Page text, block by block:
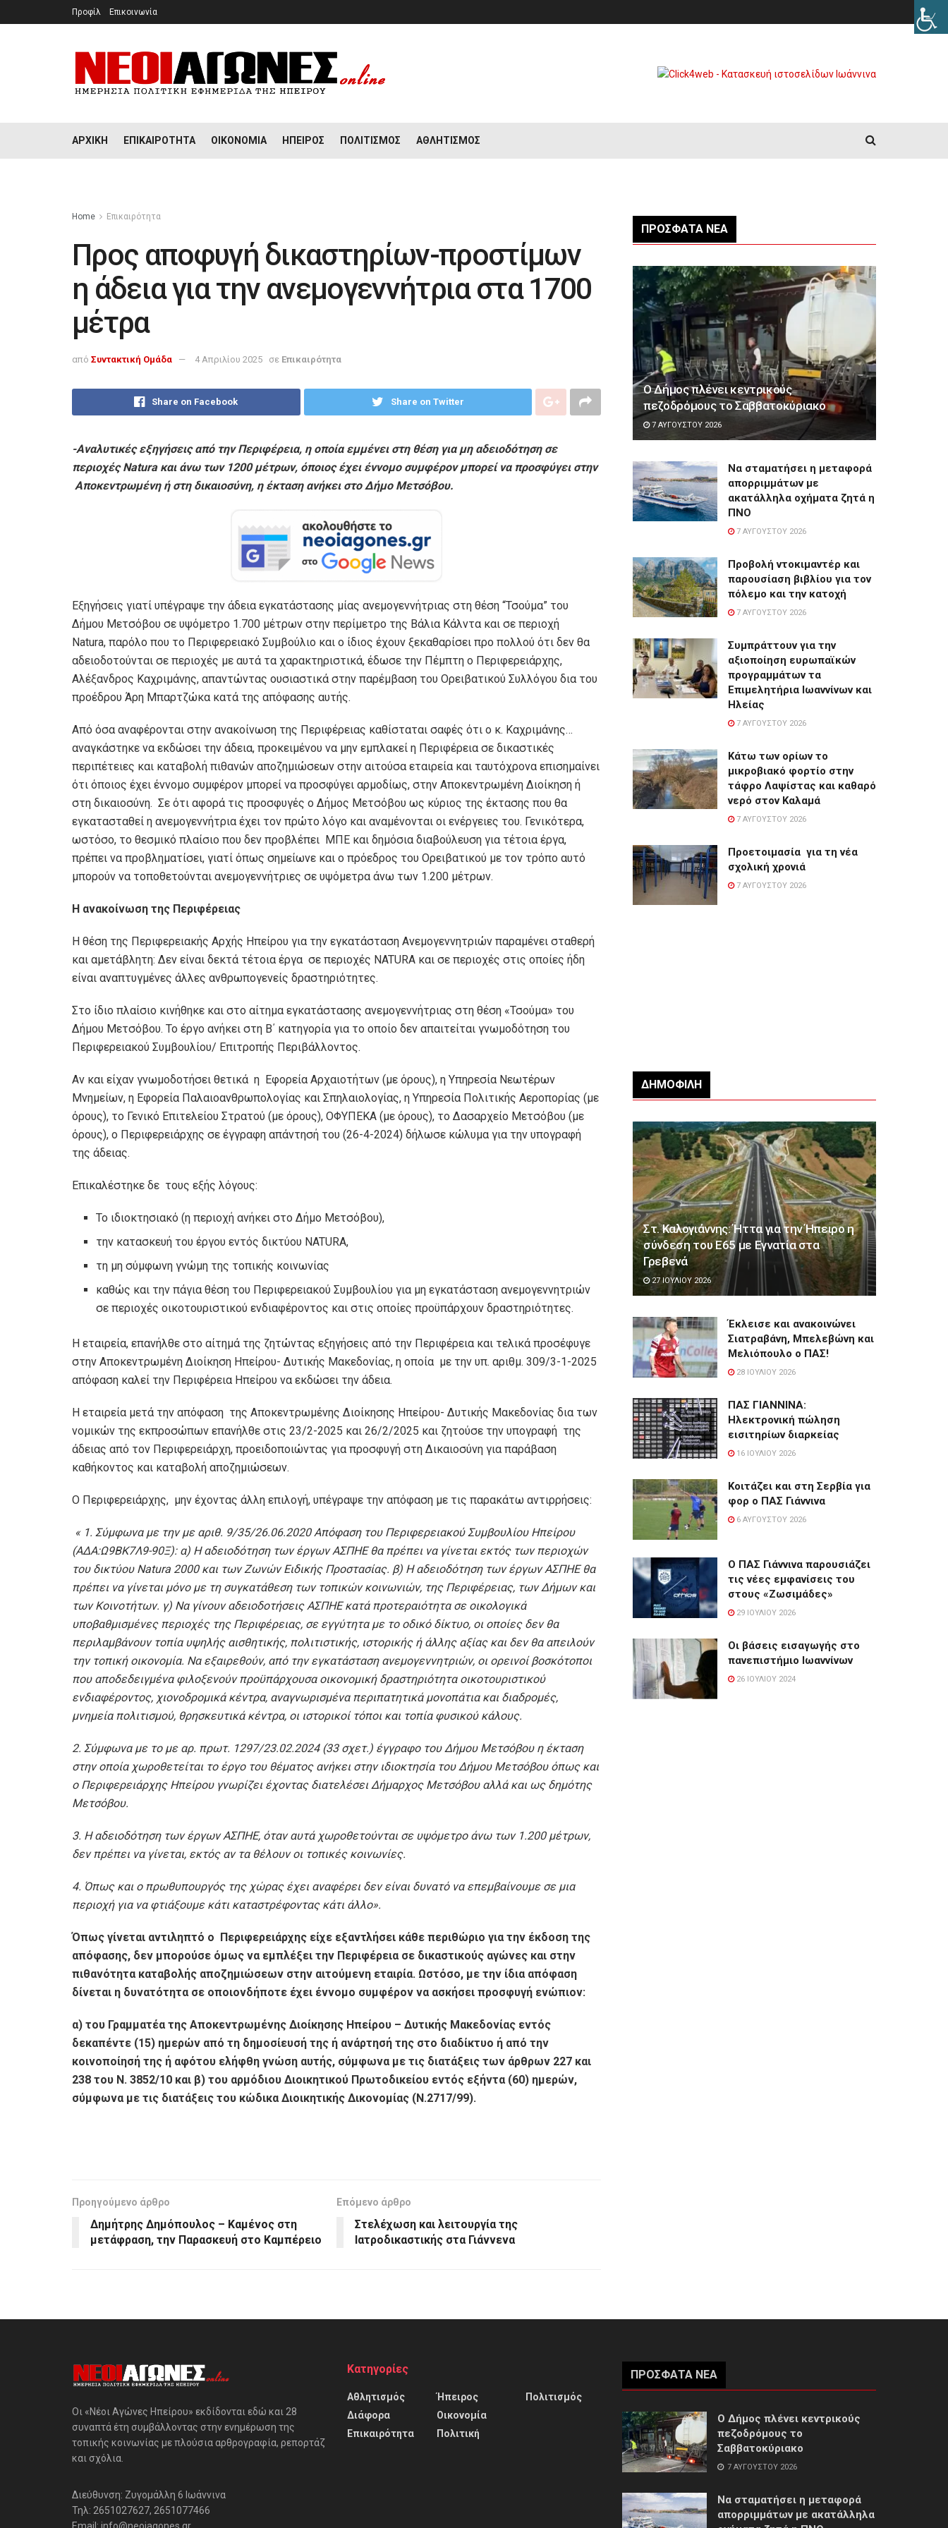
Προφίλ Επικοινωνία
ΑΡΧΙΚΉ ΕΠΙΚΑΙΡΌΤΗΤΑ ΟΙΚΟΝΟΜΊΑ ΉΠΕΙΡΟΣ ΠΟΛΙΤΙΣΜΌΣ ΑΘΛΗΤΙΣΜΌΣ
Home Επικαιρότητα
Προς αποφυγή δικαστηρίων-προστίμων
η άδεια για την ανεμογεννήτρια στα 1700
μέτρα
από Συντακτική Ομάδα 4 Απριλίου 2025 σε Επικαιρότητα
Share on Facebook Share on Twitter
-Αναλυτικές εξηγήσεις από την Περιφέρεια, η οποία εμμένει στη θέση για μη αδειοδότηση σε
περιοχέςNaturaκαι άνω των 1200 μέτρων, όποιος έχει έννομο συμφέρον μπορεί να προσφύγει στην
Αποκεντρωμένη ή στη δικαιοσύνη, η έκταση ανήκει στο Δήμο Μετσόβου.
Εξηγήσεις γιατί υπέγραψε την άδεια εγκατάστασης μίας ανεμογεννήτριας στη θέση “Τσούμα” του
Δήμου Μετσόβου σε υψόμετρο 1.700 μέτρων στην περίμετρο της Βάλια Κάλντα και σε περιοχή
Natura, παρόλο που το Περιφερειακό Συμβούλιο και ο ίδιος έχουν ξεκαθαρίσει προ πολλού ότι δεν θα
αδειοδοτούνται σε περιοχές με αυτά τα χαρακτηριστικά, έδωσε την Πέμπτη ο Περιφερειάρχης,
Αλέξανδρος Καχριμάνης, απαντώντας ουσιαστικά στην παρέμβαση του Ορειβατικού Συλλόγου δια του
προέδρου Άρη Μπαρτζώκα κατά της απόφασης αυτής.
Από όσα αναφέρονται στην ανακοίνωση της Περιφέρειας καθίσταται σαφές ότι ο κ. Καχριμάνης…
αναγκάστηκε να εκδώσει την άδεια, προκειμένου να μην εμπλακεί η Περιφέρεια σε δικαστικές
περιπέτειες και καταβολή πιθανών αποζημιώσεων στην αιτούσα εταιρεία και ταυτόχρονα επισημαίνει
ότι όποιος έχει έννομο συμφέρον μπορεί να προσφύγει αρμοδίως, στην Αποκεντρωμένη Διοίκηση ή
στη δικαιοσύνη. Σε ότι αφορά τις προσφυγές ο Δήμος Μετσόβου ως κύριος της έκτασης που θα
εγκατασταθεί η ανεμογεννήτρια έχει τον πρώτο λόγο και αναμένονται οι ενέργειες του. Γενικότερα,
ωστόσο, το θεσμικό πλαίσιο που δεν προβλέπει ΜΠΕ και δημόσια διαβούλευση για τέτοια έργα,
πρέπει να προβληματίσει, γιατί όπως σημείωνε και ο πρόεδρος του Ορειβατικού με τον τρόπο αυτό
μπορούν να τοποθετούνται ανεμογεννήτριες σε υψόμετρα άνω των 1.200 μέτρων.
Η ανακοίνωση της Περιφέρειας
H θέση της Περιφερειακής Αρχής Ηπείρου για την εγκατάσταση Ανεμογεννητριών παραμένει σταθερή
και αμετάβλητη: Δεν είναι δεκτά τέτοια έργα σε περιοχές NATURA και σε περιοχές στις οποίες ήδη
είναι αναπτυγμένες άλλες ανθρωπογενείς δραστηριότητες.
Στο ίδιο πλαίσιο κινήθηκε και στο αίτημα εγκατάστασης ανεμογεννήτριας στη θέση «Τσούμα» του
Δήμου Μετσόβου. Το έργο ανήκει στη Β΄ κατηγορία για το οποίο δεν απαιτείται γνωμοδότηση του
Περιφερειακού Συμβουλίου/ Επιτροπής Περιβάλλοντος.
Αν και είχαν γνωμοδοτήσει θετικά η Εφορεία Αρχαιοτήτων (με όρους), η Υπηρεσία Νεωτέρων
Μνημείων, η Εφορεία Παλαιοανθρωπολογίας και Σπηλαιολογίας, η Υπηρεσία Πολιτικής Αεροπορίας (με
όρους), το Γενικό Επιτελείου Στρατού (με όρους), ΟΦΥΠΕΚΑ (με όρους), το Δασαρχείο Μετσόβου (με
όρους), ο Περιφερειάρχης σε έγγραφη απάντησή του (26-4-2024) δήλωσε κώλυμα για την υπογραφή
της άδειας.
Επικαλέστηκε δε τους εξής λόγους:
Το ιδιοκτησιακό (η περιοχή ανήκει στο Δήμο Μετσόβου),
την κατασκευή του έργου εντός δικτύου NATURA,
τη μη σύμφωνη γνώμη της τοπικής κοινωνίας
καθώς και την πάγια θέση του Περιφερειακού Συμβουλίου για μη εγκατάσταση ανεμογεννητριών
σε περιοχές οικοτουριστικού ενδιαφέροντος και στις οποίες προϋπάρχουν δραστηριότητες.
Η εταιρεία, επανήλθε στο αίτημά της ζητώντας εξηγήσεις από την Περιφέρεια και τελικά προσέφυγε
στην Αποκεντρωμένη Διοίκηση Ηπείρου- Δυτικής Μακεδονίας, η οποία με την υπ. αριθμ. 309/3-1-2025
απόφαση καλεί την Περιφέρεια Ηπείρου να εκδώσει την άδεια.
Η εταιρεία μετά την απόφαση της Αποκεντρωμένης Διοίκησης Ηπείρου- Δυτικής Μακεδονίας δια των
νομικών της εκπροσώπων επανήλθε στις 23/2-2025 και 26/2/2025 και ζητούσε την υπογραφή της
άδειας από τον Περιφερειάρχη, προειδοποιώντας για προσφυγή στη Δικαιοσύνη για παράβαση
καθήκοντος και καταβολή αποζημιώσεων.
Ο Περιφερειάρχης, μην έχοντας άλλη επιλογή, υπέγραψε την απόφαση με τις παρακάτω αντιρρήσεις:
« 1. Σύμφωνα με την με αριθ. 9/35/26.06.2020 Απόφαση του Περιφερειακού Συμβουλίου Ηπείρου
(ΑΔΑ:Ω9ΒΚ7Λ9-90Ξ): α) Η αδειοδότηση των έργων ΑΣΠΗΕ θα πρέπει να γίνεται εκτός των περιοχών
του δικτύου Natura 2000 και των Ζωνών Ειδικής Προστασίας. β) Η αδειοδότηση των έργων ΑΣΠΗΕ θα
πρέπει να γίνεται μόνο με τη συγκατάθεση των τοπικών κοινωνιών, της Περιφέρειας, των Δήμων και
των Κοινοτήτων. γ) Να γίνουν αδειοδοτήσεις ΑΣΠΗΕ κατά προτεραιότητα σε οικολογικά
υποβαθμισμένες περιοχές της Περιφέρειας, σε εγγύτητα με το οδικό δίκτυο, οι οποίες δεν θα
περιλαμβάνουν τοπία υψηλής αισθητικής, πολιτιστικής, ιστορικής ή άλλης αξίας και δεν θα απειλούν
την τοπική οικονομία. Να εξαιρεθούν, από την εγκατάσταση ανεμογεννητριών, οι ορεινοί βοσκότοποι
που αποδεδειγμένα φιλοξενούν προϋπάρχουσα οικονομική δραστηριότητα οικοτουριστικού
ενδιαφέροντος, χιονοδρομικά κέντρα, αναγνωρισμένα περιπατητικά μονοπάτια και διαδρομές,
μνημεία πολιτισμού, θρησκευτικά κέντρα, οι ιστορικοί τόποι και τοπία φυσικού κάλους.
2. Σύμφωνα με το με αρ. πρωτ. 1297/23.02.2024 (33 σχετ.) έγγραφο του Δήμου Μετσόβου η έκταση
στην οποία χωροθετείται το έργο του θέματος ανήκει στην ιδιοκτησία του Δήμου Μετσόβου όπως και
ο Περιφερειάρχης Ηπείρου γνωρίζει έχοντας διατελέσει Δήμαρχος Μετσόβου αλλά και ως δημότης
Μετσόβου.
3. Η αδειοδότηση των έργων ΑΣΠΗΕ, όταν αυτά χωροθετούνται σε υψόμετρο άνω των 1.200 μέτρων,
δεν πρέπει να γίνεται, εκτός αν τα θέλουν οι τοπικές κοινωνίες.
4. Όπως και ο πρωθυπουργός της χώρας έχει αναφέρει δεν είναι δυνατό να επεμβαίνουμε σε μια
περιοχή για να φτιάξουμε κάτι καταστρέφοντας κάτι άλλο».
Όπως γίνεται αντιληπτό ο Περιφερειάρχης είχε εξαντλήσει κάθε περιθώριο για την έκδοση της
απόφασης, δεν μπορούσε όμως να εμπλέξει την Περιφέρεια σε δικαστικούς αγώνες και στην
πιθανότητα καταβολής αποζημιώσεων στην αιτούμενη εταιρία. Ωστόσο, με την ίδια απόφαση
δίνεται η δυνατότητα σε οποιονδήποτε έχει έννομο συμφέρον να ασκήσει προσφυγή ενώπιον:
α) του Γραμματέα της Αποκεντρωμένης Διοίκησης Ηπείρου – Δυτικής Μακεδονίας εντός
δεκαπέντε (15) ημερών από τη δημοσίευσή της ή ανάρτησή της στο διαδίκτυο ή από την
κοινοποίησή της ή αφότου ελήφθη γνώση αυτής, σύμφωνα με τις διατάξεις των άρθρων 227 και
238 του Ν. 3852/10 και β) του αρμόδιου Διοικητικού Πρωτοδικείου εντός εξήντα (60) ημερών,
σύμφωνα με τις διατάξεις του κώδικα Διοικητικής Δικονομίας (Ν.2717/99).
Προηγούμενο άρθρο
Δημήτρης Δημόπουλος – Καμένος στη
μετάφραση, την Παρασκευή στο Καμπέρειο
Επόμενο άρθρο
Στελέχωση και λειτουργία της
Ιατροδικαστικής στα Γιάννενα
ΠΡΌΣΦΑΤΑ ΝΈΑ
Ο Δήμος πλένει κεντρικούς
πεζοδρόμους το Σαββατοκύριακο
7 ΑΥΓΟΎΣΤΟΥ 2026
Να σταματήσει η μεταφορά
απορριμμάτων με
ακατάλληλα οχήματα ζητά η
ΠΝΟ
7 ΑΥΓΟΎΣΤΟΥ 2026
Προβολή ντοκιμαντέρ και
παρουσίαση βιβλίου για τον
πόλεμο και την κατοχή
7 ΑΥΓΟΎΣΤΟΥ 2026
Συμπράττουν για την
αξιοποίηση ευρωπαϊκών
προγραμμάτων τα
Επιμελητήρια Ιωαννίνων και
Ηλείας
7 ΑΥΓΟΎΣΤΟΥ 2026
Κάτω των ορίων το
μικροβιακό φορτίο στην
τάφρο Λαψίστας και καθαρό
νερό στον Καλαμά
7 ΑΥΓΟΎΣΤΟΥ 2026
Προετοιμασία για τη νέα
σχολική χρονιά
7 ΑΥΓΟΎΣΤΟΥ 2026
ΔΗΜΟΦΙΛΉ
Στ. Καλογιάννης: Ήττα για την Ήπειρο η
σύνδεση του Ε65 με Εγνατία στα
Γρεβενά
27 ΙΟΥΛΊΟΥ 2026
Έκλεισε και ανακοινώνει
Σιατραβάνη, Μπελεβώνη και
Μελιόπουλο ο ΠΑΣ!
28 ΙΟΥΛΊΟΥ 2026
ΠΑΣ ΓΙΑΝΝΙΝΑ:
Hλεκτρονική πώληση
εισιτηρίων διαρκείας
16 ΙΟΥΛΊΟΥ 2026
Κοιτάζει και στη Σερβία για
φορ ο ΠΑΣ Γιάννινα
6 ΑΥΓΟΎΣΤΟΥ 2026
Ο ΠΑΣ Γιάννινα παρουσιάζει
τις νέες εμφανίσεις του
στους «Ζωσιμάδες»
29 ΙΟΥΛΊΟΥ 2026
Οι βάσεις εισαγωγής στο
πανεπιστήμιο Ιωαννίνων
26 ΙΟΥΛΊΟΥ 2024
Οι «Νέοι Αγώνες Ηπείρου» εκδίδονται εδώ και 28
συναπτά έτη συμβάλλοντας στην ενημέρωση της
τοπικής κοινωνίας με πλούσια αρθρογραφία, ρεπορτάζ
και σχόλια.
Διεύθυνση: Ζυγομάλλη 6 Ιωάννινα
Τηλ: 2651027627, 2651077466
Email: info@neoiagones.gr
Κατηγορίες
Αθλητισμός
Διάφορα
Επικαιρότητα
Ήπειρος
Οικονομία
Πολιτική
Πολιτισμός
ΠΡΌΣΦΑΤΑ ΝΈΑ
Ο Δήμος πλένει κεντρικούς
πεζοδρόμους το
Σαββατοκύριακο
7 ΑΥΓΟΎΣΤΟΥ 2026
Να σταματήσει η μεταφορά
απορριμμάτων με ακατάλληλα